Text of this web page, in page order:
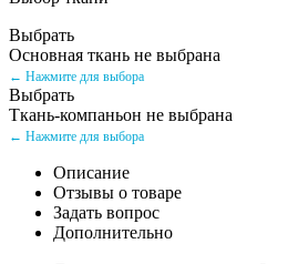
Выбрать
Основная ткань не выбрана
← Нажмите для выбора
Выбрать
Ткань-компаньон не выбрана
← Нажмите для выбора
Описание
Отзывы о товаре
Задать вопрос
Дополнительно